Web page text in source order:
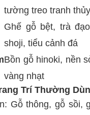
tường treo tranh
Ghế gỗ bệt, trà
shoji, tiểu cảnh đá
Bồn gỗ hinoki, nền
vàng nhạt
Trí Thường
Gỗ thông, gỗ sồi,